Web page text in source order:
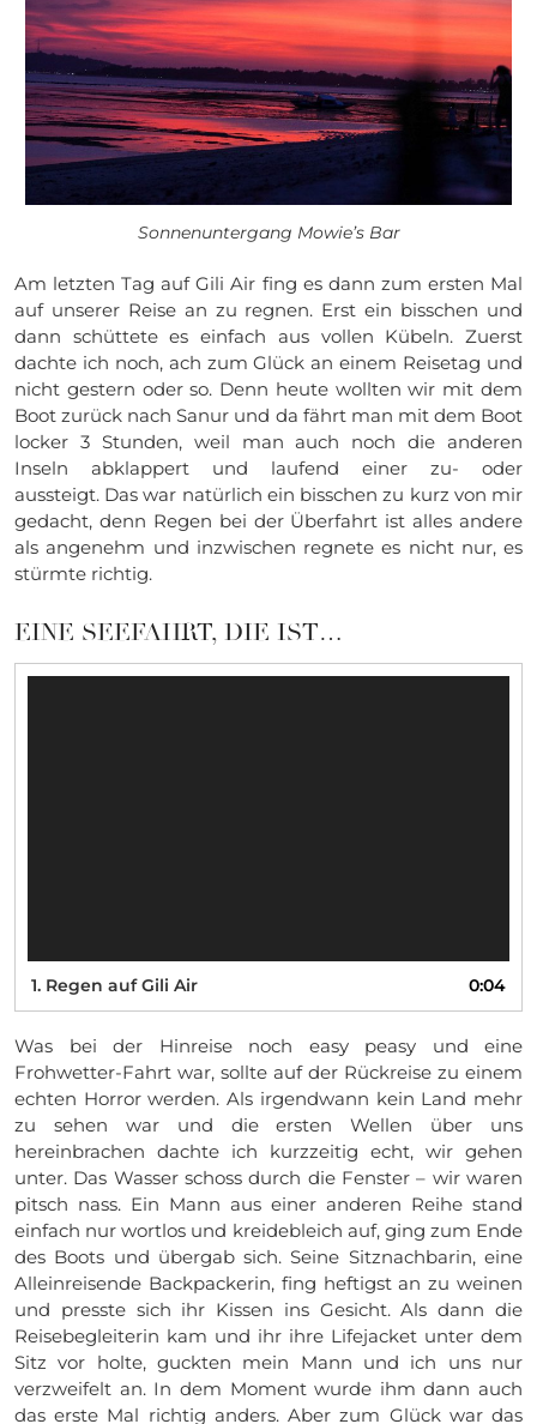
Sonnenuntergang Mowie’s Bar
Am letzten Tag auf Gili Air fing es dann zum ersten Mal
auf unserer Reise an zu regnen. Erst ein bisschen und
dann schüttete es einfach aus vollen Kübeln. Zuerst
dachte ich noch, ach zum Glück an einem Reisetag und
nicht gestern oder so. Denn heute wollten wir mit dem
Boot zurück nach Sanur und da fährt man mit dem Boot
locker 3 Stunden, weil man auch noch die anderen
Inseln abklappert und laufend einer zu- oder
aussteigt. Das war natürlich ein bisschen zu kurz von mir
gedacht, denn Regen bei der Überfahrt ist alles andere
als angenehm und inzwischen regnete es nicht nur, es
stürmte richtig.
EINE SEEFAHRT, DIE IST…
1. Regen auf Gili Air 0:04
Was bei der Hinreise noch easy peasy und eine
Frohwetter-Fahrt war, sollte auf der Rückreise zu einem
echten Horror werden. Als irgendwann kein Land mehr
zu sehen war und die ersten Wellen über uns
hereinbrachen dachte ich kurzzeitig echt, wir gehen
unter. Das Wasser schoss durch die Fenster – wir waren
pitsch nass. Ein Mann aus einer anderen Reihe stand
einfach nur wortlos und kreidebleich auf, ging zum Ende
des Boots und übergab sich. Seine Sitznachbarin, eine
Alleinreisende Backpackerin, fing heftigst an zu weinen
und presste sich ihr Kissen ins Gesicht. Als dann die
Reisebegleiterin kam und ihr ihre Lifejacket unter dem
Sitz vor holte, guckten mein Mann und ich uns nur
verzweifelt an. In dem Moment wurde ihm dann auch
das erste Mal richtig anders. Aber zum Glück war das